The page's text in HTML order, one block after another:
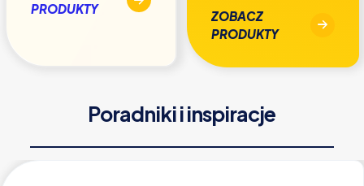
PRODUKTY
ZOBACZ
PRODUKTY
Poradniki i inspiracje